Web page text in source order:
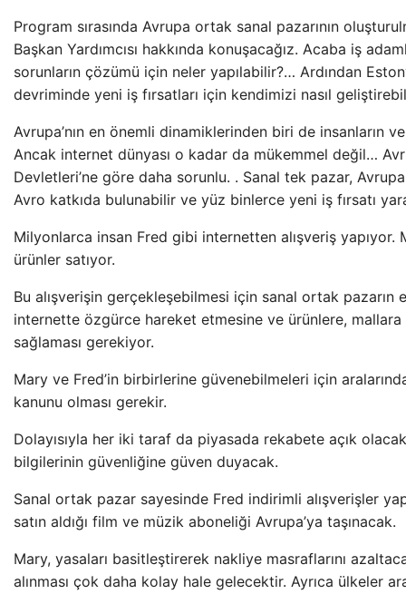
Program sırasında Avrupa ortak sanal pazarının
Başkan Yardımcısı hakkında konuşacağız. Acaba iş
sorunların çözümü için neler yapılabilir?… Ardından
devriminde yeni iş fırsatları için kendimizi nasıl
Avrupa’nın en önemli dinamiklerinden biri de insanların
Ancak internet dünyası o kadar da mükemmel değil…
Devletleri’ne göre daha sorunlu. . Sanal tek pazar,
Avro katkıda bulunabilir ve yüz binlerce yeni iş fırsatı
Milyonlarca insan Fred gibi internetten alışveriş yapıyor.
ürünler satıyor.
Bu alışverişin gerçekleşebilmesi için sanal ortak pazarın
internette özgürce hareket etmesine ve ürünlere,
sağlaması gerekiyor.
Mary ve Fred’in birbirlerine güvenebilmeleri için
kanunu olması gerekir.
Dolayısıyla her iki taraf da piyasada rekabete açık
bilgilerinin güvenliğine güven duyacak.
Sanal ortak pazar sayesinde Fred indirimli alışverişler
satın aldığı film ve müzik aboneliği Avrupa’ya taşınacak.
Mary, yasaları basitleştirerek nakliye masraflarını
alınması çok daha kolay hale gelecektir. Ayrıca ülkeler